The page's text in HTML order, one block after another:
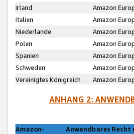
Irland
Amazon
Italien
Amazon
Niederlande
Amazon
Polen
Amazon
Spanien
Amazon
Schweden
Amazon
Vereinigtes Königreich
Amazon
ANHANG 2:
Amazon-
Anwendbares